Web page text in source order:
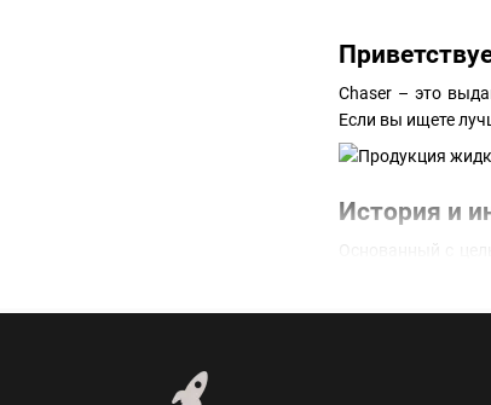
Chaser – это
Если вы ищете
История и
Основанный с
Chaser